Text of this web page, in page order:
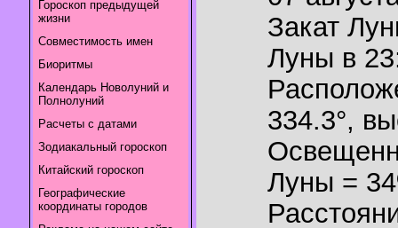
Гороскоп предыдущей
жизни
Совместимость имен
Биоритмы
Календарь Новолуний и
Полнолуний
Расчеты с датами
Зодиакальный гороскоп
Китайский гороскоп
Географические
координаты городов
Закат
Луны в
334.3°,
Луны =